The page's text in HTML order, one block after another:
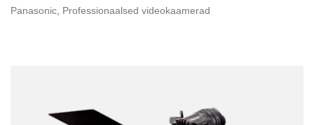
Panasonic Professionaalsed videokaamerad